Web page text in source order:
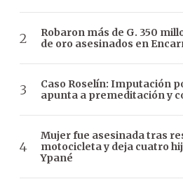
Robaron más de G. 350
de oro asesinados en
Caso Roselín: Imputación
apunta a premeditación y
Mujer fue asesinada tras
motocicleta y deja cuatro
Ypané